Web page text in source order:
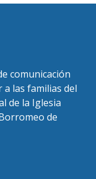
comunicación
las familias del
de la Iglesia
de